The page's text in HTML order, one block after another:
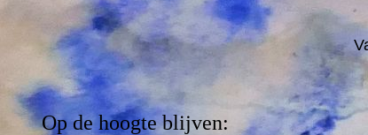
Op de hoogte blijven: